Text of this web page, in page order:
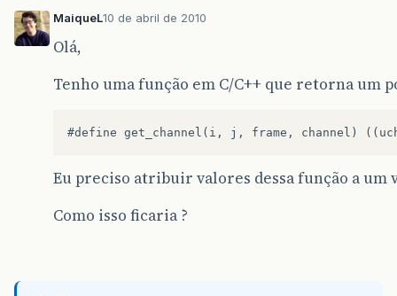
MaiqueL10 de abril de 2010
Olá,
Tenho uma função em C/C++ que retorna um
Eu preciso atribuir valores dessa função a
Como isso ficaria ?